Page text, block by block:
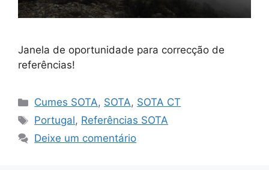
Janela de oportunidade para correcção de
referências!
Categorias
Cumes SOTA, SOTA, SOTA CT
Etiquetas
Portugal, Referências SOTA
Deixe um comentário